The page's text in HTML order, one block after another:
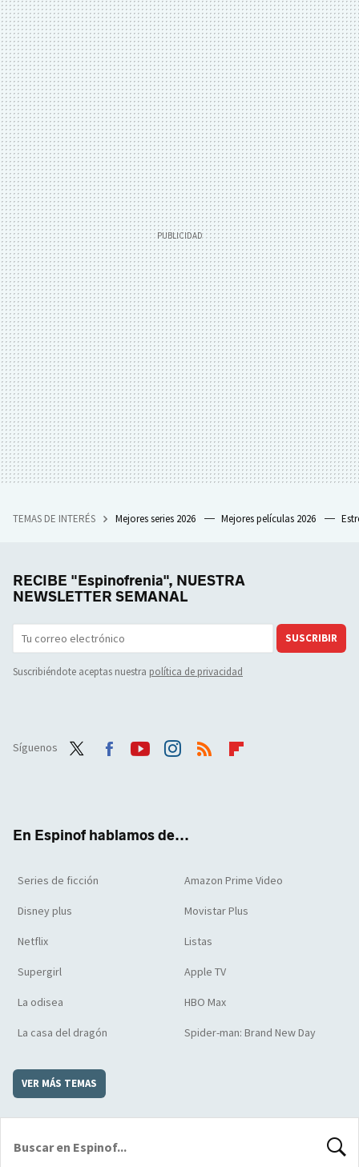
TEMAS DE INTERÉS Mejores series 2026 Mejores películas 2026
RECIBE "Espinofrenia", NUESTRA
NEWSLETTER SEMANAL
SUSCRIBIR
Suscribiéndote aceptas nuestra política de privacidad
Síguenos
En Espinof hablamos de...
Series de ficción Amazon Prime Video
Disney plus Movistar Plus
Netflix Listas
Supergirl Apple TV
La odisea HBO Max
La casa del dragón Spider-man: Brand New Day
VER MÁS TEMAS